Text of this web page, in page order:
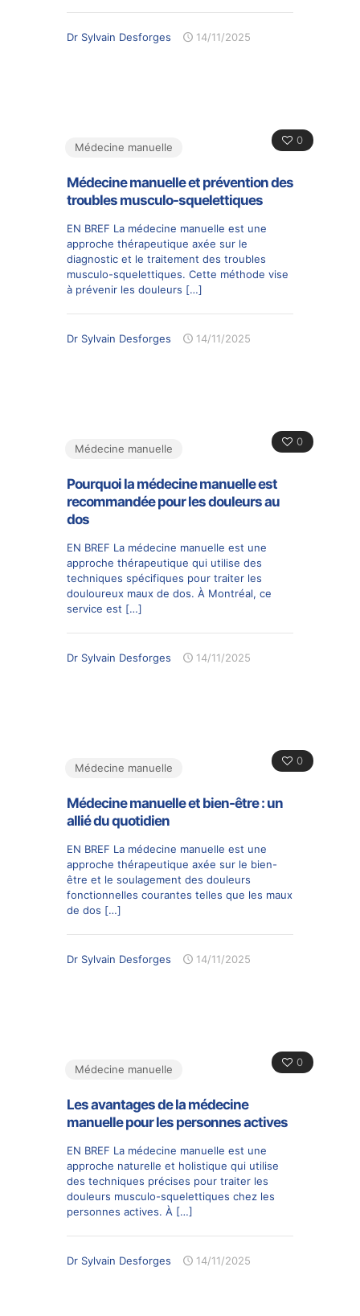
Dr Sylvain Desforges 14/11/2025
0
Médecine manuelle
Médecine manuelle et prévention des
troubles musculo-squelettiques
EN BREF La médecine manuelle est une
approche thérapeutique axée sur le
diagnostic et le traitement des troubles
musculo-squelettiques. Cette méthode vise
à prévenir les douleurs […]
Dr Sylvain Desforges 14/11/2025
0
Médecine manuelle
Pourquoi la médecine manuelle est
recommandée pour les douleurs au
dos
EN BREF La médecine manuelle est une
approche thérapeutique qui utilise des
techniques spécifiques pour traiter les
douloureux maux de dos. À Montréal, ce
service est […]
Dr Sylvain Desforges 14/11/2025
0
Médecine manuelle
Médecine manuelle et bien-être : un
allié du quotidien
EN BREF La médecine manuelle est une
approche thérapeutique axée sur le bien-
être et le soulagement des douleurs
fonctionnelles courantes telles que les maux
de dos […]
Dr Sylvain Desforges 14/11/2025
0
Médecine manuelle
Les avantages de la médecine
manuelle pour les personnes actives
EN BREF La médecine manuelle est une
approche naturelle et holistique qui utilise
des techniques précises pour traiter les
douleurs musculo-squelettiques chez les
personnes actives. À […]
Dr Sylvain Desforges 14/11/2025